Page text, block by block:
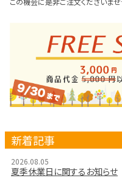
新着記事
2026.08.05
夏季休業日に関するお知らせ